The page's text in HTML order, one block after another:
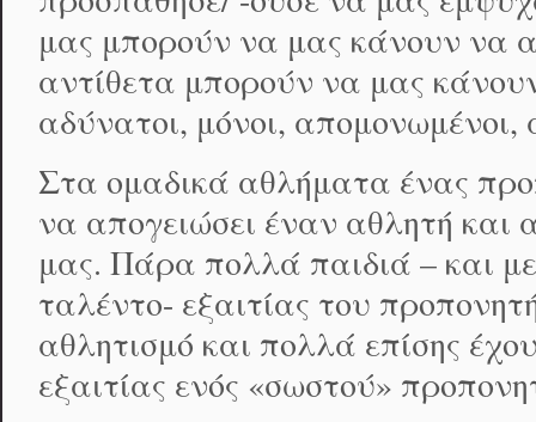
μας μπορούν να μας κάνουν να
αντίθετα μπορούν να μας
αδύνατοι, μόνοι,
Στα ομαδικά αθλήματα ένας
να απογειώσει έναν αθλητή και
μας. Πάρα πολλά παιδιά – και
ταλέντο- εξαιτίας του
αθλητισμό και πολλά επίσης
εξαιτίας ενός «σωστού»